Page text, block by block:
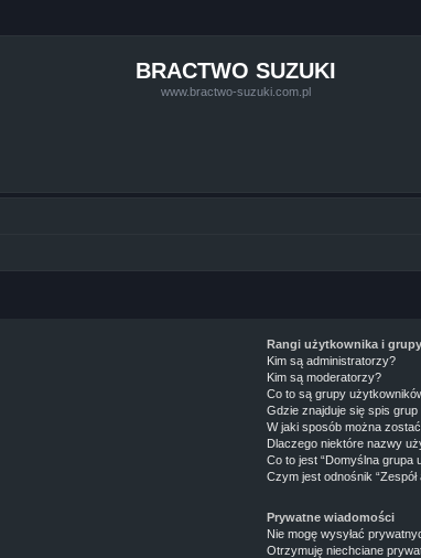
BRACTWO SUZUKI
www.bractwo-suzuki.com.pl
Rangi użytkownika i grupy
Kim są administratorzy?
Kim są moderatorzy?
Co to są grupy
Gdzie znajduje się spis
W jaki sposób można
Dlaczego niektóre nazwy
Co to jest “Domyślna grupa
Czym jest odnośnik
Prywatne wiadomości
Nie mogę wysyłać
Otrzymuję niechciane